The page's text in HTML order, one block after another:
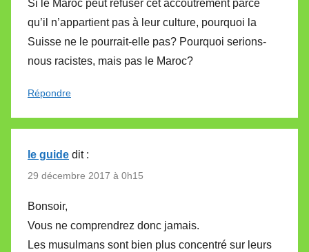
Si le Maroc peut refuser cet accoutrement parce
qu’il n’appartient pas à leur culture, pourquoi la
Suisse ne le pourrait-elle pas? Pourquoi serions-
nous racistes, mais pas le Maroc?
Répondre
le guide dit :
29 décembre 2017 à 0h15
Bonsoir,
Vous ne comprendrez donc jamais.
Les musulmans sont bien plus concentré sur leurs